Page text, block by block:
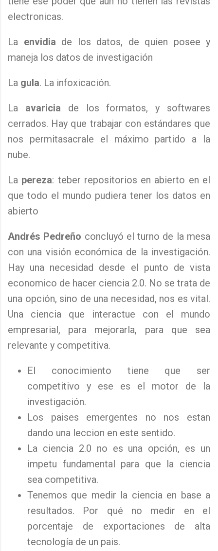
electronicas.
La envidia de los datos, de quien posee y
maneja los datos de investigación
La gula. La infoxicación.
La avaricia de los formatos, y softwares
cerrados. Hay que trabajar con estándares que
nos permitasacrale el máximo partido a la
nube.
La pereza: teber repositorios en abierto en el
que todo el mundo pudiera tener los datos en
abierto
Andrés Pedreño concluyó el turno de la mesa
con una visión económica de la investigación.
Hay una necesidad desde el punto de vista
economico de hacer ciencia 2.0. No se trata de
una opción, sino de una necesidad, nos es vital.
Una ciencia que interactue con el mundo
empresarial, para mejorarla, para que sea
relevante y competitiva.
El conocimiento tiene que ser
competitivo y ese es el motor de la
investigación.
Los paises emergentes no nos estan
dando una leccion en este sentido.
La ciencia 2.0 no es una opción, es un
impetu fundamental para que la ciencia
sea competitiva.
Tenemos que medir la ciencia en base a
resultados. Por qué no medir en el
porcentaje de exportaciones de alta
tecnología de un pais.